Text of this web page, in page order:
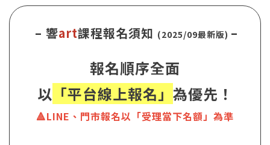
– 響art課程報名須知 (2025/09最新版) –
報名順序全面
以 「平台線上報名」 為優先！
🔺LINE、門市報名以「受理當下名額」為準